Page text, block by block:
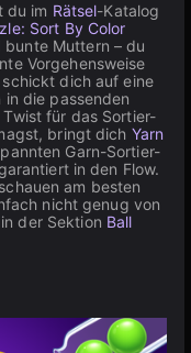
du im Rätsel-Katalog
Sort By Color
Muttern – du
Vorgehensweise
schickt dich auf eine
die passenden
für das Sortier-
bringt dich Yarn
Garn-Sortier-
in den Flow.
am besten
nicht genug von
der Sektion Ball